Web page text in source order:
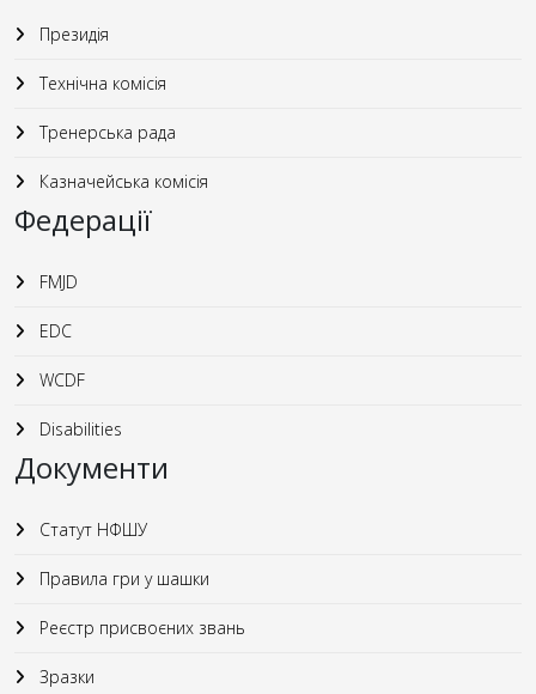
Президія
Технічна комісія
Тренерська рада
Казначейська комісія
Федерації
FMJD
EDC
WCDF
Disabilities
Документи
Статут НФШУ
Правила гри у шашки
Реєстр присвоєних звань
Зразки